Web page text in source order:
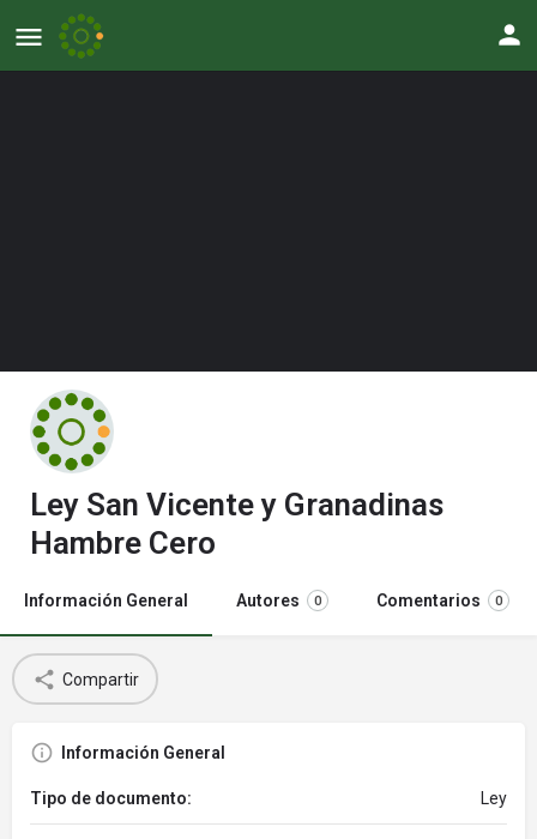
Ley San Vicente y Granadinas
Hambre Cero
Información General Autores 0 Comentarios 0
Compartir
Información General
Tipo de documento: Ley